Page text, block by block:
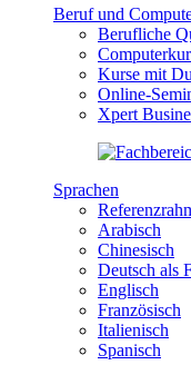
Beruf und
Berufliche
Kurse mit
Online-
Xpert
Sprachen
Arabisch
Chinesisch
Deutsch als
Englisch
Französisch
Italienisch
Spanisch